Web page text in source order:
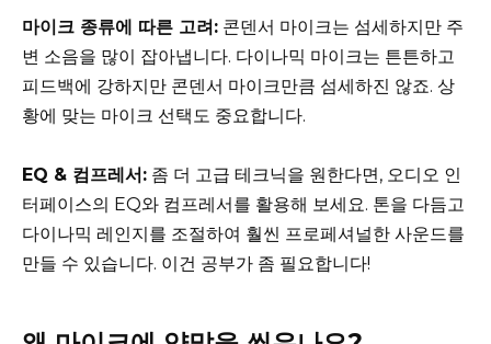
마이크 종류에 따른 고려: 콘덴서 마이크는 섬세하지만 주
변 소음을 많이 잡아냅니다. 다이나믹 마이크는 튼튼하고
피드백에 강하지만 콘덴서 마이크만큼 섬세하진 않죠. 상
황에 맞는 마이크 선택도 중요합니다.
EQ & 컴프레서: 좀 더 고급 테크닉을 원한다면, 오디오 인
터페이스의 EQ와 컴프레서를 활용해 보세요. 톤을 다듬고
다이나믹 레인지를 조절하여 훨씬 프로페셔널한 사운드를
만들 수 있습니다. 이건 공부가 좀 필요합니다!